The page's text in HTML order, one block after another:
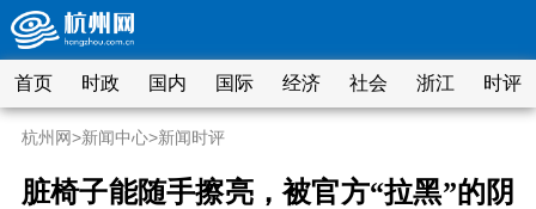
首页 时政 国内 国际 经济 社会 浙江 时评
杭州网>新闻中心>新闻时评
脏椅子能随手擦亮，被官方“拉黑”的阴